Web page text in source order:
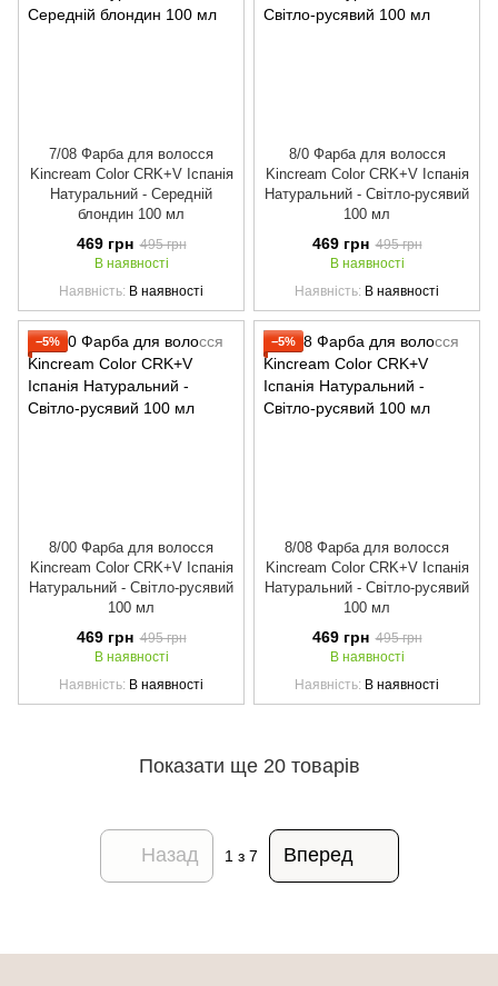
7/08 Фарба для волосся
Kincream Color CRK+V Іспанія
Натуральний - Середній
блондин 100 мл
469 грн 495 грн
В наявності
Наявність В наявності
8/0 Фарба для волосся
Kincream Color CRK+V Іспанія
Натуральний - Світло-русявий
100 мл
469 грн 495 грн
В наявності
Наявність В наявності
−5%
8/00 Фарба для волосся
Kincream Color CRK+V Іспанія
Натуральний - Світло-русявий
100 мл
469 грн 495 грн
В наявності
Наявність В наявності
−5%
8/08 Фарба для волосся
Kincream Color CRK+V Іспанія
Натуральний - Світло-русявий
100 мл
469 грн 495 грн
В наявності
Наявність В наявності
Показати ще 20 товарів
Назад 1 з 7 Вперед